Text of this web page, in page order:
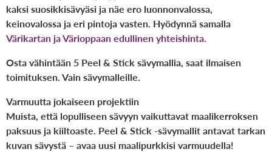
kaksi suosikkisävyäsi ja näe ero luonnonvalossa,
keinovalossa ja eri pintoja vasten. Hyödynnä samalla
Värikartan ja Värioppaan edullinen yhteishinta.
Osta vähintään 5 Peel & Stick sävymallia, saat ilmaisen
toimituksen. Vain sävymalleille.
Varmuutta jokaiseen projektiin
Muista, että lopulliseen sävyyn vaikuttavat maalikerroksen
paksuus ja kiiltoaste. Peel & Stick -sävymallit antavat tarkan
kuvan sävystä – avaa uusi maalipurkkisi varmuudella!